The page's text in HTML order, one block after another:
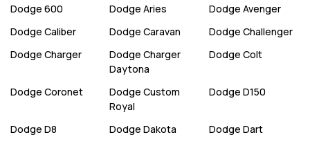
Dodge 600 Dodge Aries Dodge Avenger
Dodge Caliber Dodge Caravan Dodge Challenger
Dodge Charger Dodge Charger
Daytona
Dodge Colt
Dodge Coronet Dodge Custom
Royal
Dodge D150
Dodge D8 Dodge Dakota Dodge Dart